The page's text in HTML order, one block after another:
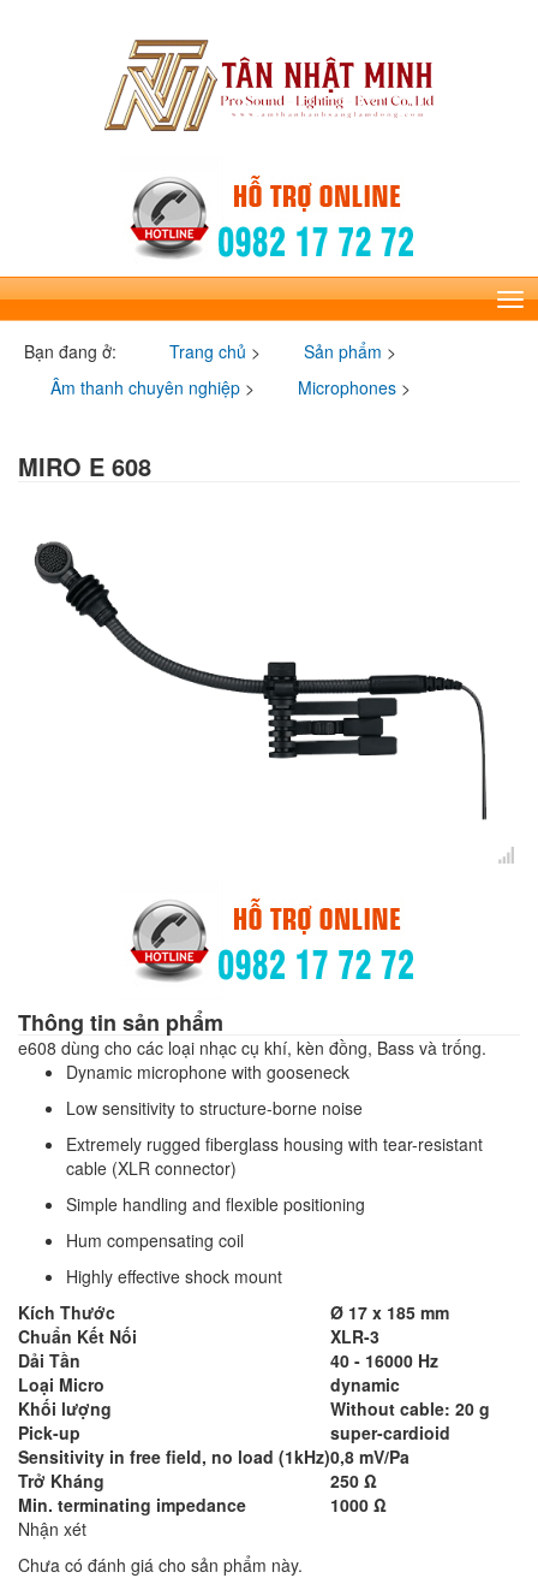
Bạn đang ở: Trang chủ > Sản phẩm >
Âm thanh chuyên nghiệp > Microphones >
MIRO E 608
Thông tin sản phẩm
e608 dùng cho các loại nhạc cụ khí, kèn đồng, Bass và trống.
Dynamic microphone with gooseneck
Low sensitivity to structure-borne noise
Extremely rugged fiberglass housing with tear-resistant
cable (XLR connector)
Simple handling and flexible positioning
Hum compensating coil
Highly effective shock mount
Kích Thước
Ø 17 x 185 mm
Chuẩn Kết Nối
XLR-3
Dải Tần
40 - 16000 Hz
Loại Micro
dynamic
Khối lượng
Without cable: 20 g
Pick-up
super-cardioid
Sensitivity in free field, no load (1kHz)0,8 mV/Pa
Trở Kháng
250 Ω
Min. terminating impedance
1000 Ω
Nhận xét
Chưa có đánh giá cho sản phẩm này.